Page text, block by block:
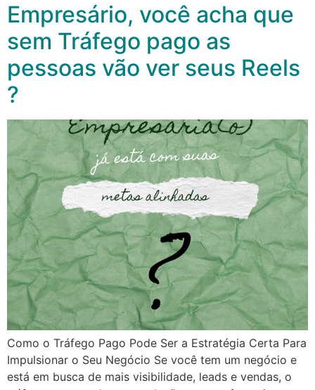
Empresário, você acha que
sem Tráfego pago as
pessoas vão ver seus Reels
?
Como o Tráfego Pago Pode Ser a Estratégia Certa Para
Impulsionar o Seu Negócio Se você tem um negócio e
está em busca de mais visibilidade, leads e vendas, o